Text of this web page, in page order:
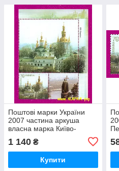
Поштові марки України
2007 частина аркуша
власна марка Київо-
Печерська лавра КУТ ПВ
1 140 ₴
Купити